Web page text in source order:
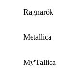
Ragnarök
Metallica
My'Tallica